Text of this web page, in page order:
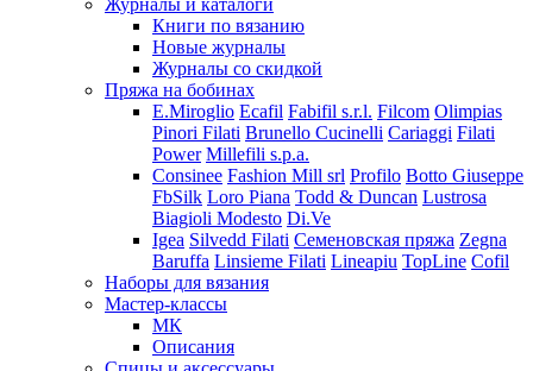
Журналы и каталоги
Книги по вязанию
Новые журналы
Журналы со скидкой
Пряжа на бобинах
E.Miroglio Ecafil Fabifil s.r.l. Filcom Olimpias
Pinori Filati Brunello Cucinelli Cariaggi Filati
Power Millefili s.p.a.
Consinee Fashion Mill srl Profilo Botto Giuseppe
FbSilk Loro Piana Todd & Duncan Lustrosa
Biagioli Modesto Di.Ve
Igea Silvedd Filati Семеновская пряжа Zegna
Baruffa Linsieme Filati Lineapiu TopLine Cofil
Наборы для вязания
Мастер-классы
МК
Описания